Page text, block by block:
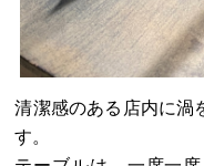
清潔感のある店内に渦
す。